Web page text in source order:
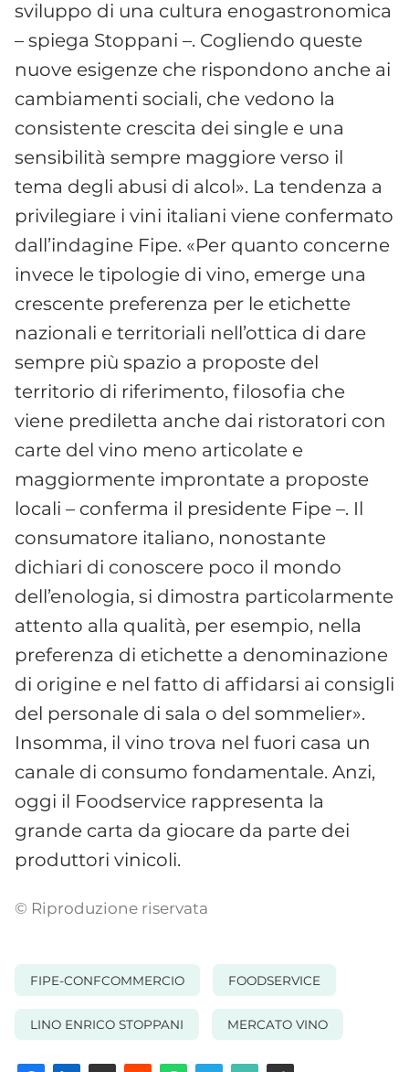
sviluppo di una cultura enogastronomica
– spiega Stoppani –. Cogliendo queste
nuove esigenze che rispondono anche ai
cambiamenti sociali, che vedono la
consistente crescita dei single e una
sensibilità sempre maggiore verso il
tema degli abusi di alcol». La tendenza a
privilegiare i vini italiani viene confermato
dall’indagine Fipe. «Per quanto concerne
invece le tipologie di vino, emerge una
crescente preferenza per le etichette
nazionali e territoriali nell’ottica di dare
sempre più spazio a proposte del
territorio di riferimento, filosofia che
viene prediletta anche dai ristoratori con
carte del vino meno articolate e
maggiormente improntate a proposte
locali – conferma il presidente Fipe –. Il
consumatore italiano, nonostante
dichiari di conoscere poco il mondo
dell’enologia, si dimostra particolarmente
attento alla qualità, per esempio, nella
preferenza di etichette a denominazione
di origine e nel fatto di affidarsi ai consigli
del personale di sala o del sommelier».
Insomma, il vino trova nel fuori casa un
canale di consumo fondamentale. Anzi,
oggi il Foodservice rappresenta la
grande carta da giocare da parte dei
produttori vinicoli.
© Riproduzione riservata
FIPE-CONFCOMMERCIO FOODSERVICE
LINO ENRICO STOPPANI MERCATO VINO